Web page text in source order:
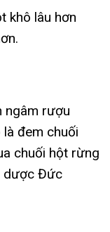
khô lâu hơn
ngâm rượu
đem chuối
chuối hột rừng
dược Đức